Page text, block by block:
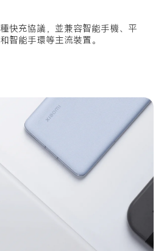
快充協議，並兼容智能手機、平
智能手環等主流裝置。